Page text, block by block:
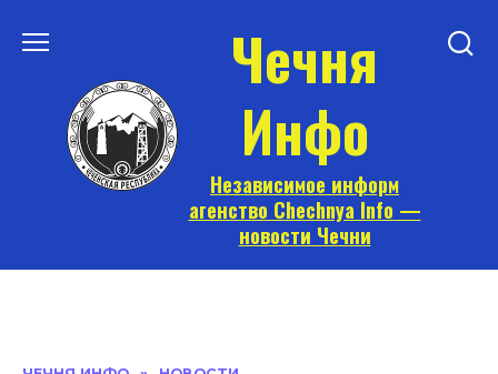
Чечня
Инфо
Независимое информ
агенство Chechnya Info —
новости Чечни